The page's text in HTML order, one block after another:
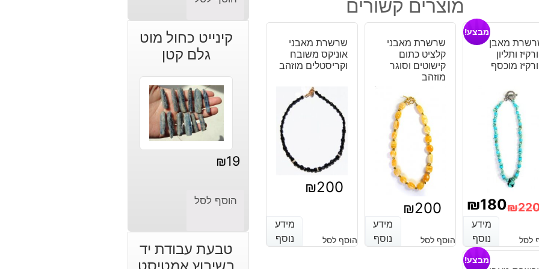
₪45.
₪30.
טורקיז
איכותי
מוצרים קשורים
מאבן
ותליון
מוכסף
מבצע!
₪
₪180
מידע
נוסף
לסל
מידע
נוסף
שרשרת מאבני
קלציט כתום
קישוטים וסוגר
מוזהב
₪200
מידע
נוסף
הוסף לסל
מידע
נוסף
שרשרת מאבני
אוניקס משובח
וקריסטלים מוזהב
₪200
מידע
נוסף
הוסף לסל
מידע
נוסף
מבצע!
קינייט כחול מוט
גלם קטן
₪19
הוסף לסל
טבעת עבודת יד
בשיבוץ אמטיסט